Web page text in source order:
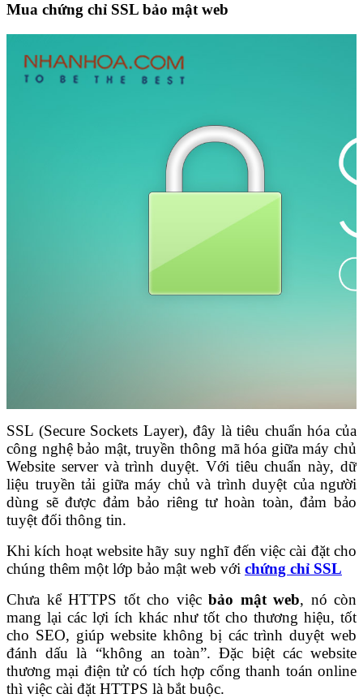
Mua chứng chỉ SSL bảo mật web
SSL (Secure Sockets Layer), đây là tiêu chuẩn hóa của
công nghệ bảo mật, truyền thông mã hóa giữa máy chủ
Website server và trình duyệt. Với tiêu chuẩn này, dữ
liệu truyền tải giữa máy chủ và trình duyệt của người
dùng sẽ được đảm bảo riêng tư hoàn toàn, đảm bảo
tuyệt đối thông tin.
Khi kích hoạt website hãy suy nghĩ đến việc cài đặt cho
chúng thêm một lớp bảo mật web với chứng chỉ SSL
Chưa kể HTTPS tốt cho việc bảo mật web, nó còn
mang lại các lợi ích khác như tốt cho thương hiệu, tốt
cho SEO, giúp website không bị các trình duyệt web
đánh dấu là “không an toàn”. Đặc biệt các website
thương mại điện tử có tích hợp cổng thanh toán online
thì việc cài đặt HTTPS là bắt buộc.